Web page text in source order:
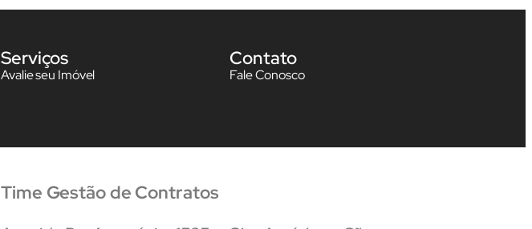
Serviços
Avalie seu Imóvel
Contato
Fale Conosco
Time Gestão de Contratos